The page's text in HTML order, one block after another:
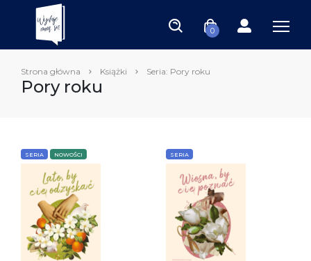
0
Strona główna Książki Seria: Pory roku
Pory roku
SERIA NOWOŚCI SERIA